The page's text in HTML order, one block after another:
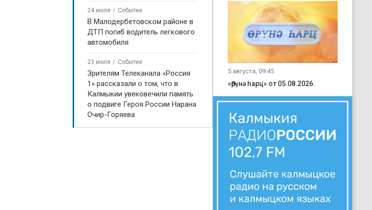
24 июля Событие
В Малодербетовском районе в
ДТП погиб водитель легкового
автомобиля
23 июля Событие
Зрителям Телеканала «Россия
1» рассказали о том, что в
Калмыкии увековечили память
о подвиге Героя России Нарана
Очир-Горяева
5 августа, 09:45
«Өрүнә һарц» от 05.08.2026.